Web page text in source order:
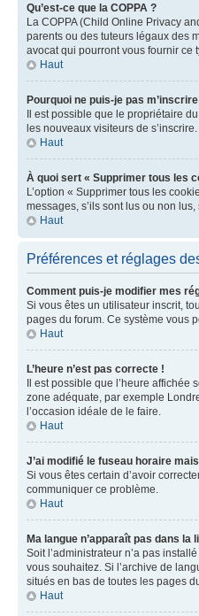
Qu’est-ce que la COPPA ?
La COPPA (Child Online Privacy
parents ou des tuteurs légaux des
avocat qui pourront vous fournir ce
Haut
Pourquoi ne puis-je pas
Il est possible que le propriétaire
les nouveaux visiteurs de
Haut
À quoi sert « Supprimer tous les
L’option « Supprimer tous les
messages, s’ils sont lus ou non
Haut
Préférences et réglages
Comment puis-je modifier mes
Si vous êtes un utilisateur inscrit,
pages du forum. Ce système vous
Haut
L’heure n’est pas correcte !
Il est possible que l’heure affichée
zone adéquate, par exemple
l’occasion idéale de le faire.
Haut
J’ai modifié le fuseau horaire
Si vous êtes certain d’avoir
communiquer ce problème.
Haut
Ma langue n’apparaît pas dans la
Soit l’administrateur n’a pas
vous souhaitez. Si l’archive de
situés en bas de toutes les pages
Haut